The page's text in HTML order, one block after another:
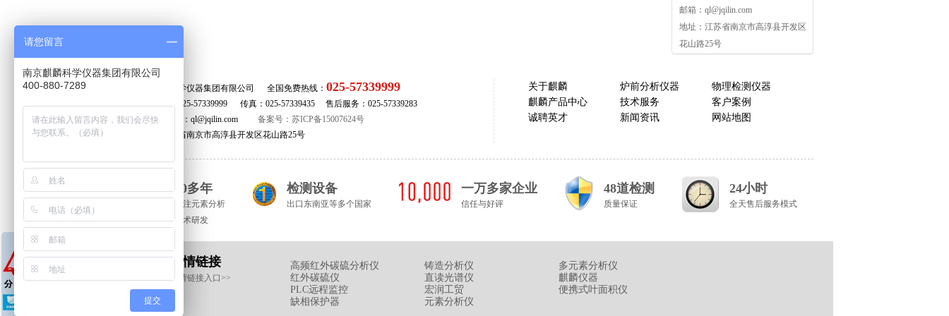
邮箱： ql@jqilin.com
地址：江苏省南京市高淳县开发区
花山路25号
南京麒麟科学仪器集团有限公司 全国免费热线： 025-57339999
座机号码：025-57339999 传真：025-57339435 售后服务：025-57339283
公司E-MAIL：ql@jqilin.com
备案号：苏ICP备15007624号
地址：江苏省南京市高淳县开发区花山路25号
关于麒麟 炉前分析仪器
物理检测仪器
麒麟产品中心
技术服务
客户案例
诚聘英才
新闻资讯 网站地图
20多年
专注元素分析
技术研发
检测设备
出口东南亚等多个国家
一万多家企业
信任与好评
48道检测
质量保证
24小时
全天售后服务模式
友情链接
申请链接入口>>
高频红外碳硫分析仪 铸造分析仪
多元素分析仪
红外碳硫仪
直读光谱仪
麒麟仪器
PLC远程监控
宏润工贸
便携式叶面积仪
缺相保护器
元素分析仪
请您留言
南京麒麟科学仪器集团有限公司
400-880-7289
提交